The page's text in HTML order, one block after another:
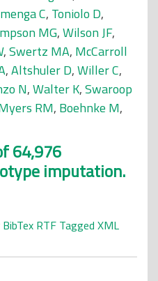
C, Toniolo D,
MG,Wilson JF,
,Swertz MA, McCarroll
,Altshuler D,Willer C,
N,Walter K,Swaroop
RM, Boehnke M,
64,976
imputation.
BibTex RTF Tagged XML